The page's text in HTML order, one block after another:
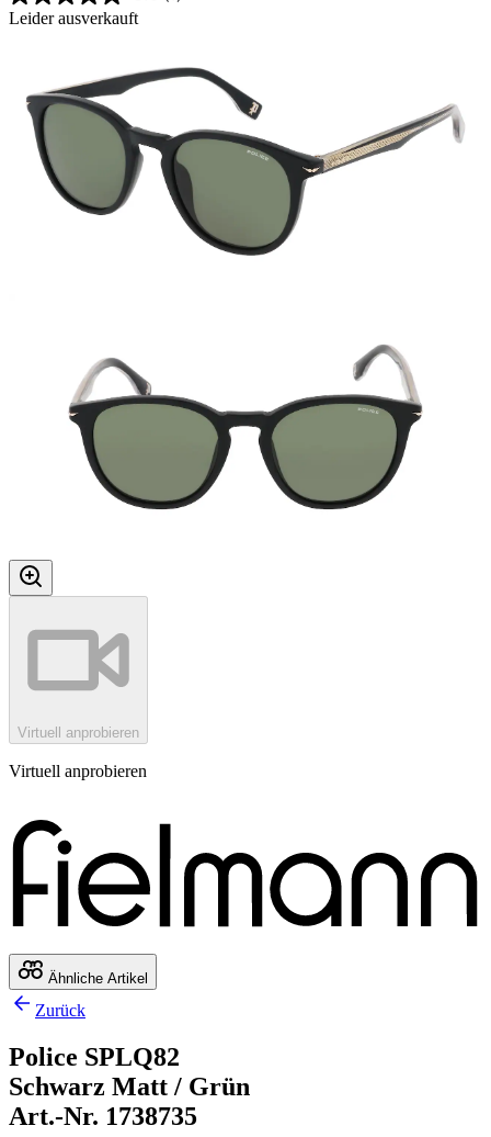
Leider ausverkauft
Virtuell anprobieren
Virtuell anprobieren
Ähnliche Artikel
Zurück
Police SPLQ82
Schwarz Matt / Grün
Art.-Nr. 1738735